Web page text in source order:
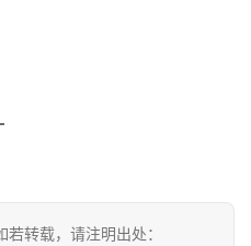
转载，请注明出处：